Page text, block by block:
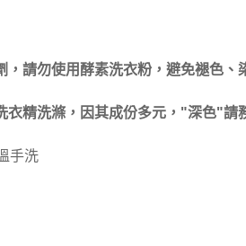
請勿使用酵素洗衣粉，避免褪色、
衣精洗滌，因其成份多元，"深色"請
手洗